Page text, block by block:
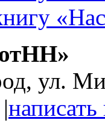
ул.
|